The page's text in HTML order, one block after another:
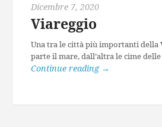
Dicembre 7, 2020
Viareggio
Una tra le città più importanti della
parte il mare, dall’altra le cime
Continue reading →